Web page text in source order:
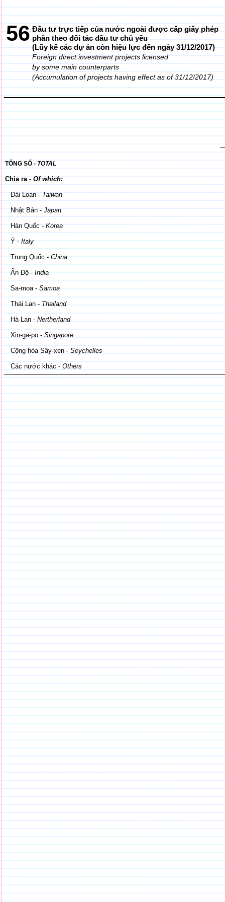
56 Đầu tư trực tiếp của nước ngoài được cấp giấy phép
phân theo đối tác đầu tư chủ yếu
(Lũy kế các dự án còn hiệu lực đến ngày 31/12/2017)
Foreign direct investment projects licensed
by some main counterparts
(Accumulation of projects having effect as of 31/12/2017)
TỔNG SỐ - TOTAL
Chia ra -Of which:
Đài Loan -Taiwan
Nhật Bản -Japan
Hàn Quốc -Korea
Ý -Italy
Trung Quốc -China
Ấn Độ -India
Sa-moa -Samoa
Thái Lan -Thailand
Hà Lan -Nertherland
Xin-ga-po -Singapore
Cộng hòa Sây-xen -Seychelles
Các nước khác -Others